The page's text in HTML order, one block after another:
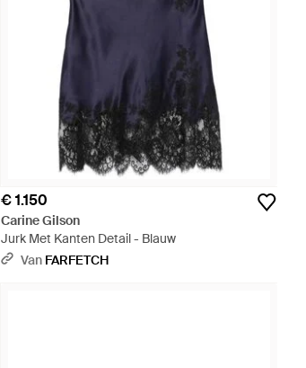
€ 1.150
Carine Gilson
Jurk Met Kanten Detail - Blauw
Van FARFETCH